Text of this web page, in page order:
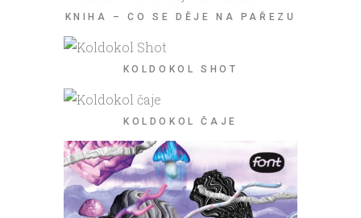
KNIHA – CO SE DĚJE NA PAŘEZU
KOLDOKOL SHOT
KOLDOKOL ČAJE